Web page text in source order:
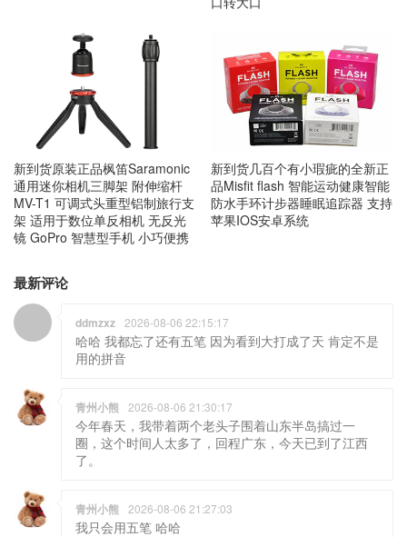
新到货原装正品枫笛Saramonic
通用迷你相机三脚架 附伸缩杆
MV-T1 可调式头重型铝制旅行支
架 适用于数位单反相机 无反光
镜 GoPro 智慧型手机 小巧便携
新到货几百个有小瑕疵的全新正
品Misfit flash 智能运动健康智能
防水手环计步器睡眠追踪器 支持
苹果IOS安卓系统
最新评论
ddmzxz 2026-08-06 22:15:17
哈哈 我都忘了还有五笔 因为看到大打成了天 肯定不是
用的拼音
青州小熊 2026-08-06 21:30:17
今年春天，我带着两个老头子围着山东半岛搞过一
圈，这个时间人太多了，回程广东，今天已到了江西
了。
青州小熊 2026-08-06 21:27:03
我只会用五笔 哈哈